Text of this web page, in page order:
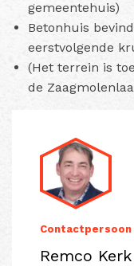
gemeentehuis)
Betonhuis
eerstvolgende
(Het terrein is
de
Contactpersoon
Remco